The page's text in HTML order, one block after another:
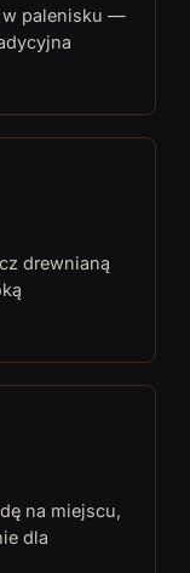
w palenisku —
drewnianą
na miejscu,
dla